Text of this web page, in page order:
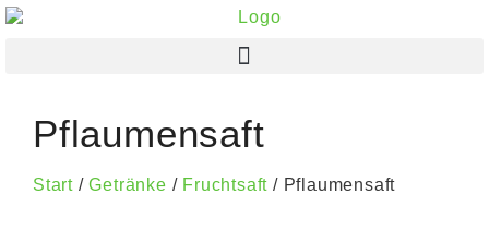
Pflaumensaft
Start /Getränke / Fruchtsaft / Pflaumensaft